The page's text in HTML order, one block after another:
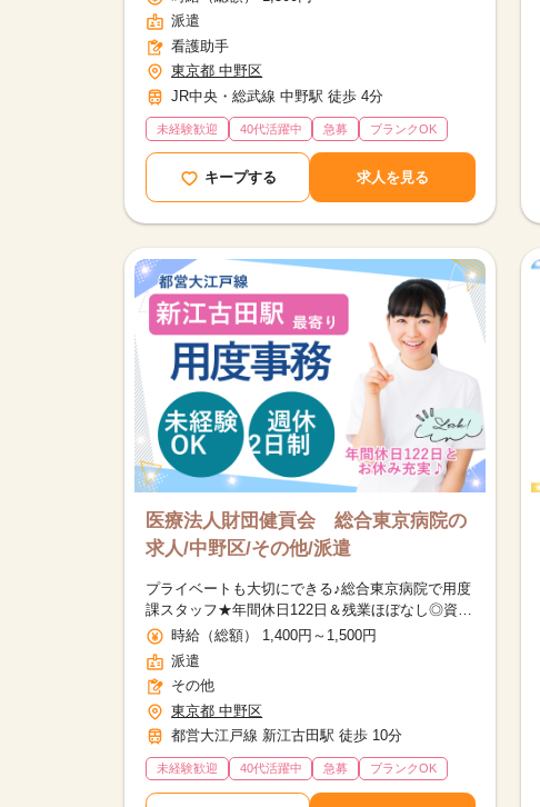
派遣
看護助手
東京都 中野区
JR中央・総武線 中野駅 徒歩 4分
未経験歓迎 40代活躍中 急募 ブランクOK
キープする 求人を見る
医療法人財団健貢会 総合東京病院の
求人/中野区/その他/派遣
プライベートも大切にできる♪総合東京病院で用度
課スタッフ★年間休日122日＆残業ほぼなし◎資格
不問・医療知識も身につくお仕事です！
時給（総額） 1,400円～1,500円
派遣
その他
東京都 中野区
都営大江戸線 新江古田駅 徒歩 10分
未経験歓迎 40代活躍中 急募 ブランクOK